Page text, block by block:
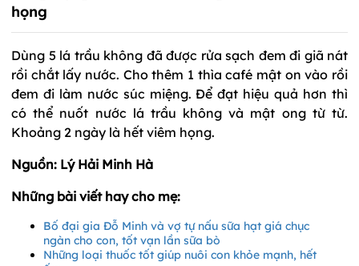
họng
Dùng 5 lá trầu không đã được rửa sạch đem đi giã nát
rồi chắt lấy nước. Cho thêm 1 thìa café mật on vào rồi
đem đi làm nước súc miệng. Để đạt hiệu quả hơn thì
có thể nuốt nước lá trầu không và mật ong từ từ.
Khoảng 2 ngày là hết viêm họng.
Nguồn: Lý Hải Minh Hà
Những bài viết hay cho mẹ:
Bố đại gia Đỗ Minh và vợ tự nấu sữa hạt giá chục
ngàn cho con, tốt vạn lần sữa bò
Những loại thuốc tốt giúp nuôi con khỏe mạnh, hết